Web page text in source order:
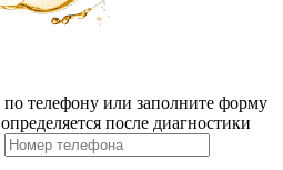
телефону или заполните форму
после диагностики